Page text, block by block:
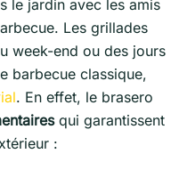
le jardin avec les amis
Les grillades
week-end ou des jours
barbecue classique,
. En effet, le brasero
qui garantissent
: